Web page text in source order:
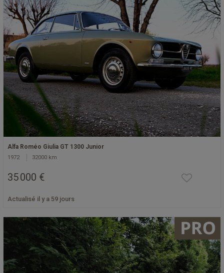
Alfa Roméo Giulia GT 1300 Junior
1972 32000 km
35 000 €
Actualisé il y a 59 jours